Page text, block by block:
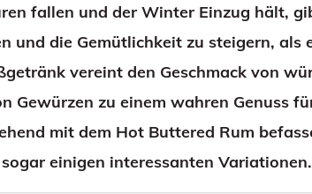
fallen und der Winter Einzug hält,
und die Gemütlichkeit zu steigern, als
vereint den Geschmack von
Gewürzen zu einem wahren Genuss
mit dem Hot Buttered Rum
einigen interessanten Variationen.